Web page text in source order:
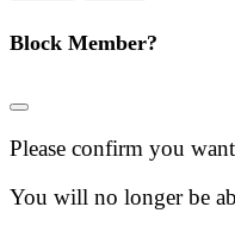
Block Member?
Please confirm you
You will no longer be